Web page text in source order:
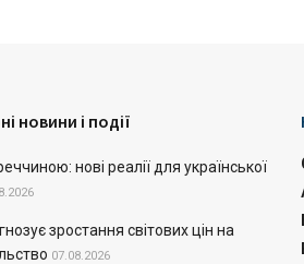
новини і події
нові реалії для української
зростання світових цін на
07.08.2026